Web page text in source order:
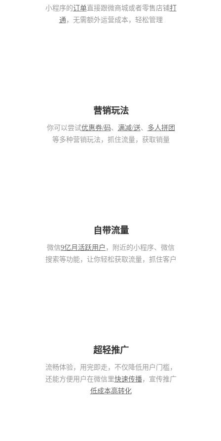
小程序的订单直接跟微商城或者零售店铺打
通 ，无需额外运营成本，轻松管理
营销玩法
你可以尝试优惠券/码、 满减/送、 多人拼团
等多种营销玩法，抓住流量，获取销量
自带流量
微信9亿月活跃用户 ，附近的小程序、微信
搜索等功能，让你轻松获取流量，抓住客户
超轻推广
流畅体验，用完即走，不仅降低用户门槛，
还能方便用户在微信里快速传播，宣传推广
低成本高转化